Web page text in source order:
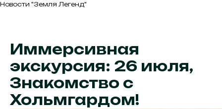
Новости "Земля Легенд"
Иммерсивная
экскурсия: 26 июля,
Знакомство с
Хольмгардом!